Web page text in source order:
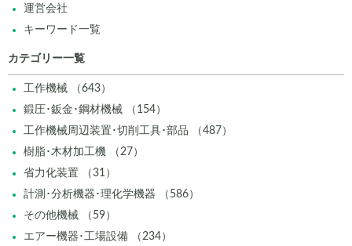
運営会社
キーワード一覧
カテゴリー一覧
工作機械 （643）
鍛圧･鈑金･鋼材機械 （154）
工作機械周辺装置･切削工具･部品 （487）
樹脂･木材加工機 （27）
省力化装置 （31）
計測･分析機器･理化学機器 （586）
その他機械 （59）
エアー機器･工場設備 （234）